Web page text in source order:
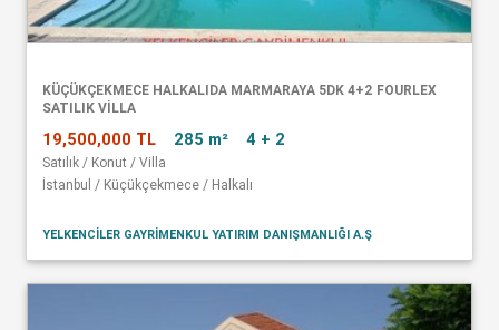
KÜÇÜKÇEKMECE HALKALIDA MARMARAYA 5DK 4+2 FOURLEX
SATILIK VİLLA
19,500,000 TL 285 m² 4 + 2
Satılık / Konut / Villa
İstanbul / Küçükçekmece / Halkalı
YELKENCİLER GAYRİMENKUL YATIRIM DANIŞMANLIĞI A.Ş